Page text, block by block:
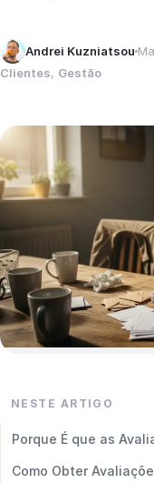
Andrei Kuzniatsou
Clientes, Gestão
NESTE ARTIGO
Porque É que as
Como Obter